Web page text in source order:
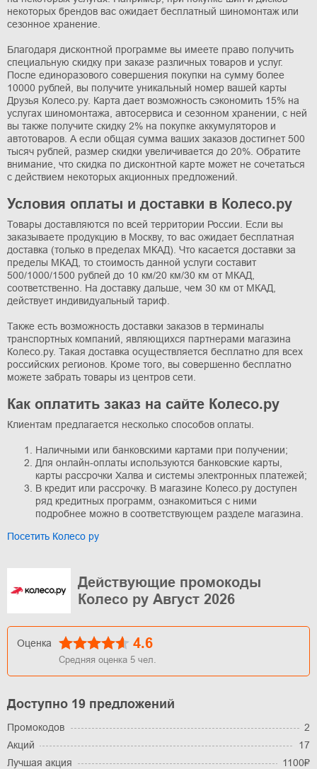
некоторых брендов вас ожидает бесплатный шиномонтаж или
сезонное хранение.
Благодаря дисконтной программе вы имеете право получить
специальную скидку при заказе различных товаров и услуг.
После единоразового совершения покупки на сумму более
10000 рублей, вы получите уникальный номер вашей карты
Друзья Колесо.ру. Карта дает возможность сэкономить 15% на
услугах шиномонтажа, автосервиса и сезонном хранении, с ней
вы также получите скидку 2% на покупке аккумуляторов и
автотоваров. А если общая сумма ваших заказов достигнет 500
тысяч рублей, размер скидки увеличивается до 20%. Обратите
внимание, что скидка по дисконтной карте может не сочетаться
с действием некоторых акционных предложений.
Условия оплаты и доставки в Колесо.ру
Товары доставляются по всей территории России. Если вы
заказываете продукцию в Москву, то вас ожидает бесплатная
доставка (только в пределах МКАД). Что касается доставки за
пределы МКАД, то стоимость данной услуги составит
500/1000/1500 рублей до 10 км/20 км/30 км от МКАД,
соответственно. На доставку дальше, чем 30 км от МКАД,
действует индивидуальный тариф.
Также есть возможность доставки заказов в терминалы
транспортных компаний, являющихся партнерами магазина
Колесо.ру. Такая доставка осуществляется бесплатно для всех
российских регионов. Кроме того, вы совершенно бесплатно
можете забрать товары из центров сети.
Как оплатить заказ на сайте Колесо.ру
Клиентам предлагается несколько способов оплаты.
Наличными или банковскими картами при получении;
Для онлайн-оплаты используются банковские карты,
карты рассрочки Халва и системы электронных платежей;
В кредит или рассрочку. В магазине Колесо.ру доступен
ряд кредитных программ, ознакомиться с ними
подробнее можно в соответствующем разделе магазина.
Посетить Колесо ру
Действующие промокоды
Колесо ру Август 2026
Оценка 4.6
Средняя оценка 5 чел.
Доступно 19 предложений
Промокодов
2
Акций
17
Лучшая акция
1100₽